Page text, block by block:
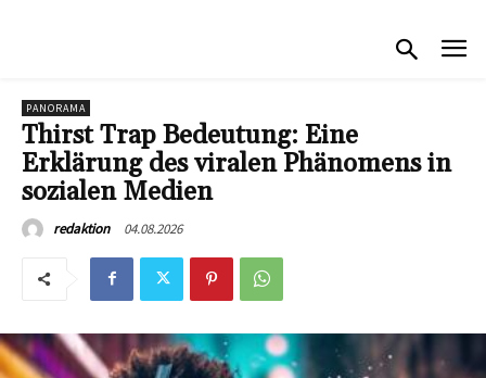
PANORAMA
Thirst Trap Bedeutung: Eine
Erklärung des viralen Phänomens in
sozialen Medien
redaktion 04.08.2026